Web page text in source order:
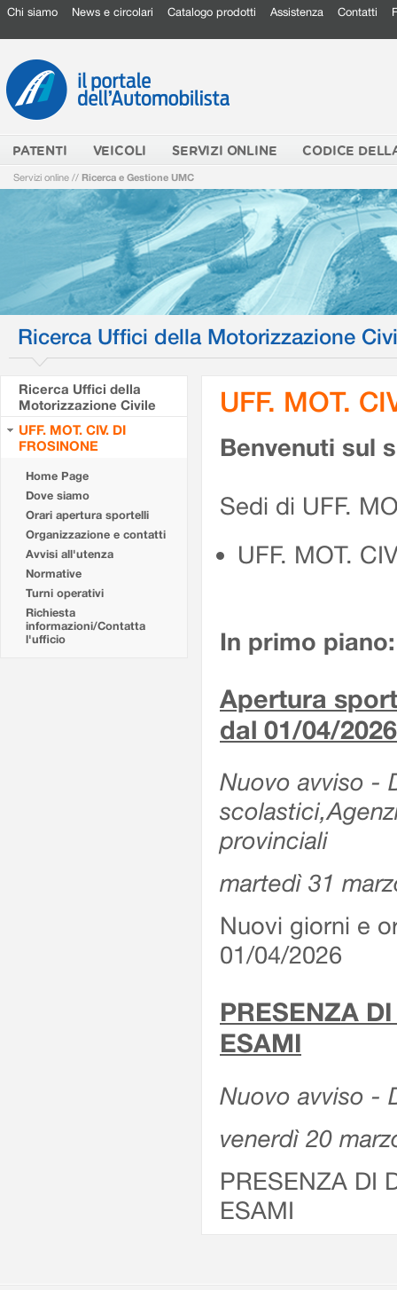
Chi siamo News e circolari Catalogo prodotti Assistenza Contatti
PATENTI VEICOLI SERVIZI ONLINE CODICE
Servizi online // Ricerca e Gestione UMC
Ricerca Uffici della Motorizzazione
Ricerca Uffici della
Motorizzazione Civile
UFF. MOT. CIV. DI
FROSINONE
Home Page
Dove siamo
Orari apertura sportelli
Organizzazione e contatti
Avvisi all'utenza
Normative
Turni operativi
Richiesta
informazioni/Contatta
l'ufficio
UFF. MOT.
Benvenuti sul
Sedi di UFF.
UFF. MOT.
In primo piano:
Apertura
dal 01/04/2026
Nuovo avviso -
provinciali
martedì 31
Nuovi giorni e
01/04/2026
PRESENZA
ESAMI
Nuovo avviso -
venerdì 20
PRESENZA DI
ESAMI